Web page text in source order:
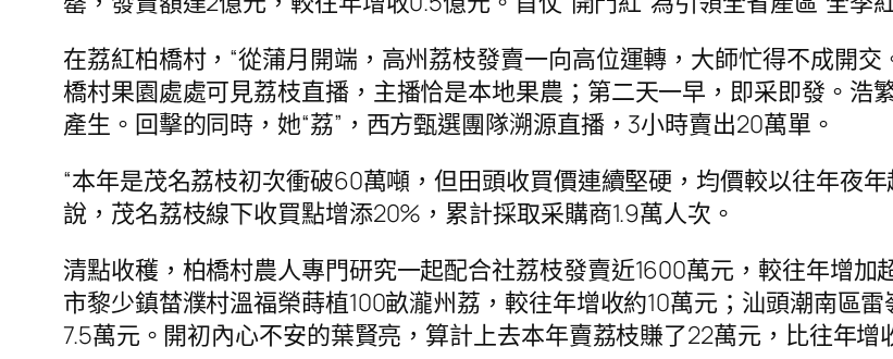
在荔紅柏橋村，“從蒲月開端，高州荔枝發賣一向高位運轉，大師忙得不成開
橋村果園處處可見荔枝直播，主播恰是本地果農；第二天一早，即采即發。浩
產生。回擊的同時，她“荔”，西方甄選團隊溯源直播，3小時賣出20萬單。
“本年是茂名荔枝初次衝破60萬噸，但田頭收買價連續堅硬，均價較以往年夜
說，茂名荔枝線下收買點增添20%，累計採取采購商1.9萬人次。
清點收穫，柏橋村農人專門研究一起配合社荔枝發賣近1600萬元，較往年增加
市黎少鎮榃濮村溫福榮蒔植100畝瀧州荔，較往年增收約10萬元；汕頭潮南區
7.5萬元。開初內心不安的葉賢亮，算計上去本年賣荔枝賺了22萬元，比往年增